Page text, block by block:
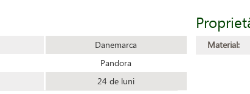
Danemarca
Pandora
24 de luni
Material: